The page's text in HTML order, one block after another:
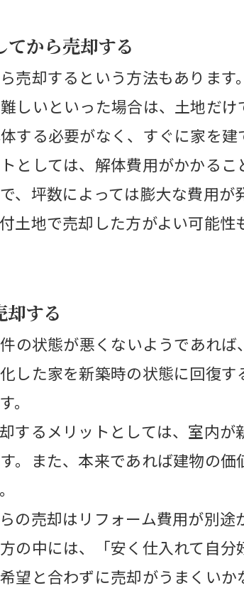
から売却する
売却するという方法もあります。
しいといった場合は、土地だ
する必要がなく、すぐに家を建
としては、解体費用がかかる
、坪数によっては膨大な費用が
土地で売却した方がよい可能
する
の状態が悪くないようであれ
した家を新築時の状態に回復
。
するメリットとしては、室内
。また、本来であれば建物の
の売却はリフォーム費用が別途
の中には、「安く仕入れて自
望と合わずに売却がうまくいか